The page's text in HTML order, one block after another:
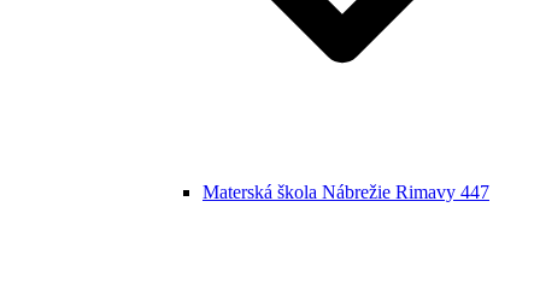
Materská škola Nábrežie Rimavy 447